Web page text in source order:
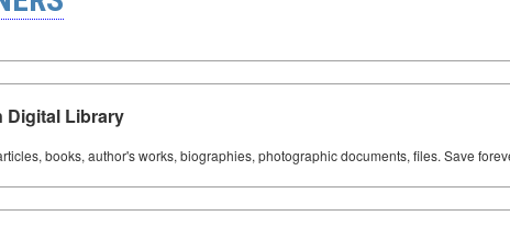
Digital Library
books, author's works, biographies, photographic documents, files. Save